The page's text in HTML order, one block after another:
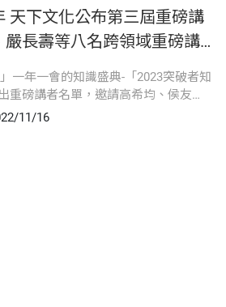
天下文化公布第三屆重磅講
長壽等八名跨領域重磅講
道共迎2023
」一年一會的知識盛典-「2023突破者知
重磅講者名單，邀請高希均、侯友
俊吉、陳美伶、劉若瑀、郭強生等八
11/16